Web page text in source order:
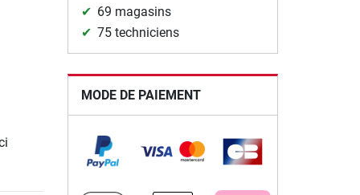
69 magasins
75 techniciens
MODE DE PAIEMENT